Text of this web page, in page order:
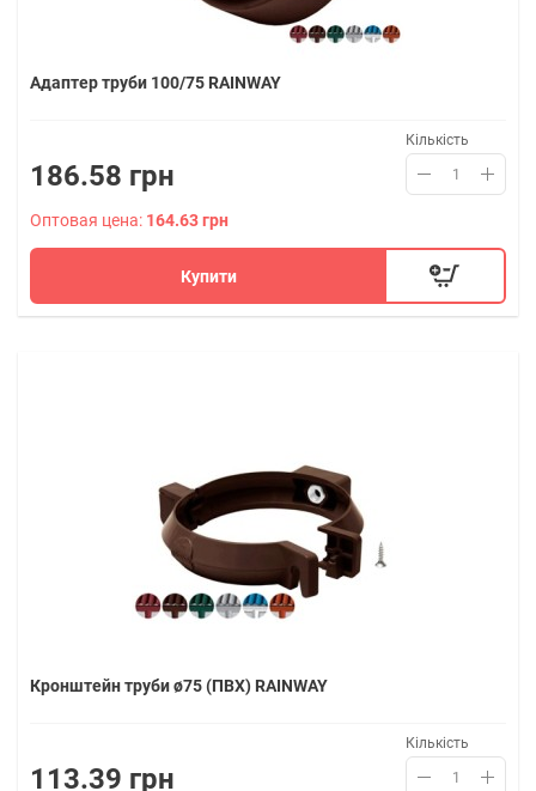
Адаптер труби 100/75 RAINWAY
186.58 грн
Кількість
Оптовая цена: 164.63 грн
Купити
Кронштейн труби ø75 (ПВХ) RAINWAY
113.39 грн
Кількість